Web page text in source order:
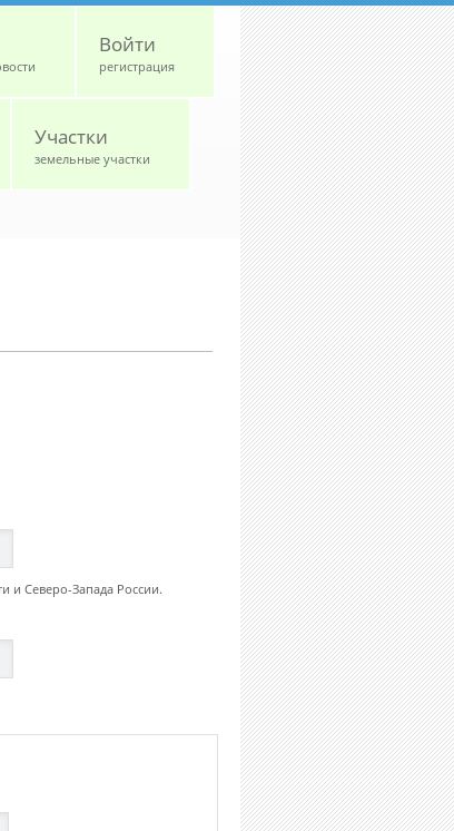
Войти
регистрация
Участки
земельные участки
и Северо-Запада России.